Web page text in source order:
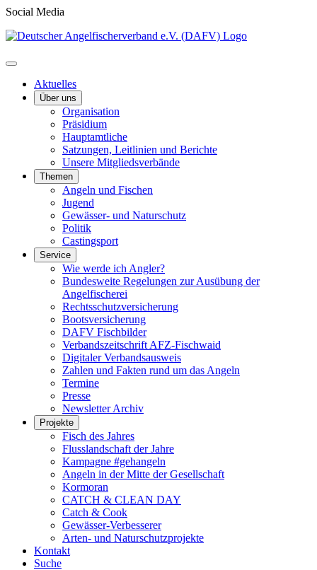
Social Media
Aktuelles
Über uns
Organisation
Präsidium
Hauptamtliche
Satzungen, Leitlinien und Berichte
Unsere Mitgliedsverbände
Themen
Angeln und Fischen
Jugend
Gewässer- und Naturschutz
Politik
Castingsport
Service
Wie werde ich Angler?
Bundesweite Regelungen zur Ausübung der
Angelfischerei
Rechtsschutzversicherung
Bootsversicherung
DAFV Fischbilder
Verbandszeitschrift AFZ-Fischwaid
Digitaler Verbandsausweis
Zahlen und Fakten rund um das Angeln
Termine
Presse
Newsletter Archiv
Projekte
Fisch des Jahres
Flusslandschaft der Jahre
Kampagne #gehangeln
Angeln in der Mitte der Gesellschaft
Kormoran
CATCH & CLEAN DAY
Catch & Cook
Gewässer-Verbesserer
Arten- und Naturschutzprojekte
Kontakt
Suche